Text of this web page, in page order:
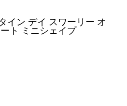
イン デイ スワーリー オ
ト ミニシェイプ